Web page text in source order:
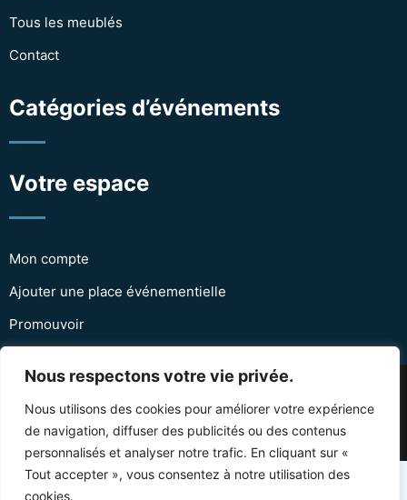
Nous respectons votre vie privée.
Nous utilisons des cookies pour améliorer votre expérience
de navigation, diffuser des publicités ou des contenus
personnalisés et analyser notre trafic. En cliquant sur «
Tout accepter », vous consentez à notre utilisation des
cookies.
Tous les meublés
Contact
Catégories d’événements
Votre espace
Mon compte
Ajouter une place événementielle
Promouvoir
© Copyright Events-places 2024. Designé et
programmé par Protai-inAgence web douala